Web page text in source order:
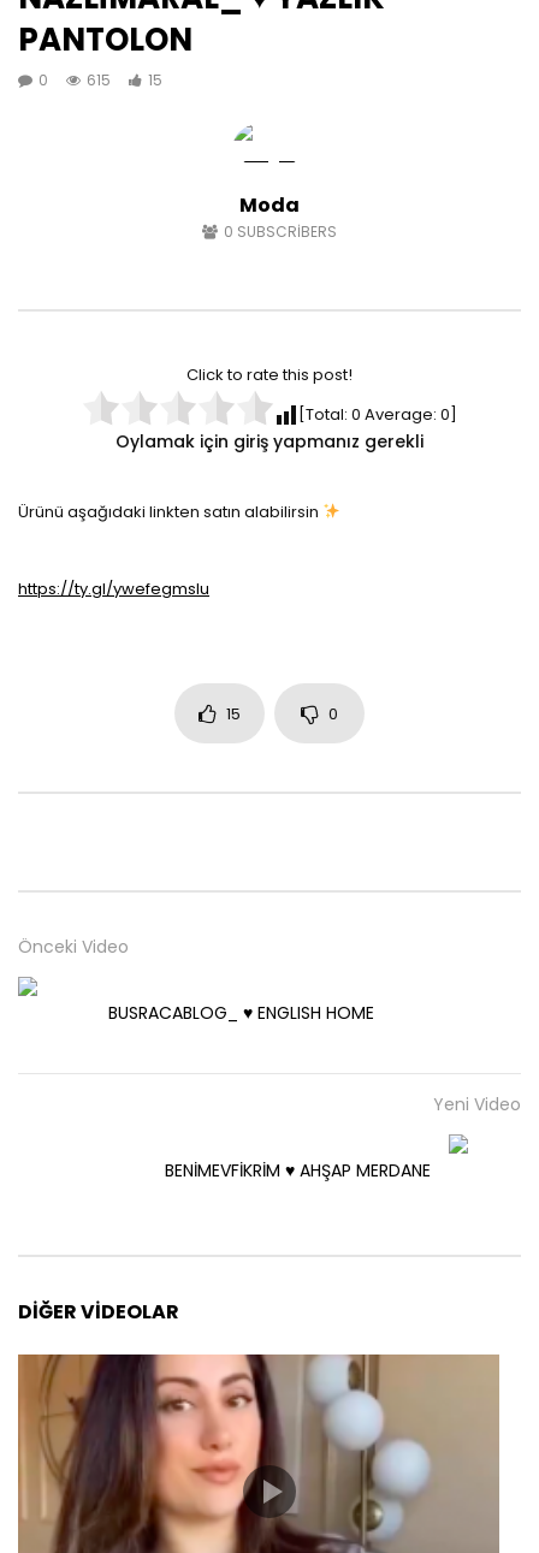
PANTOLON
0 615 15
Moda
0 SUBSCRIBERS
Click to rate this post!
[Total: 0 Average: 0]
Oylamak için giriş yapmanız gerekli
Ürünü aşağıdaki linkten satın alabilirsin
https://ty.gl/ywefegmslu
15 0
Önceki Video
BUSRACABLOG_ ♥️ ENGLISH HOME
Yeni Video
BENİMEVFİKRİM ♥️ AHŞAP MERDANE
DIĞER VIDEOLAR